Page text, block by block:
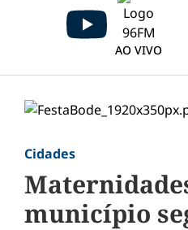
AO VIVO
Cidades
município